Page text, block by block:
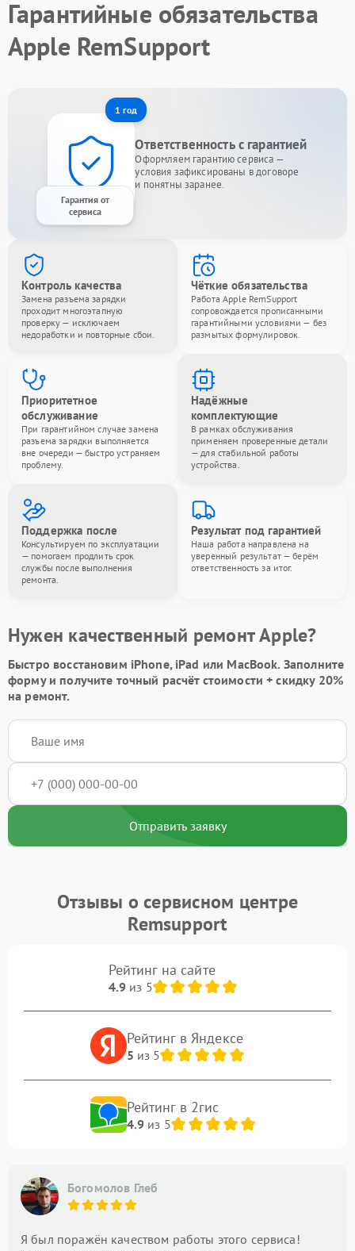
Гарантийные обязательства
Apple RemSupport
1 год
Гарантия от
сервиса
Ответственность с гарантией
Оформляем гарантию сервиса —
условия зафиксированы в договоре
и понятны заранее.
Контроль качества
Замена разъема зарядки
проходит многоэтапную
проверку — исключаем
недоработки и повторные сбои.
Чёткие обязательства
Работа Apple RemSupport
сопровождается прописанными
гарантийными условиями — без
размытых формулировок.
Приоритетное
обслуживание
При гарантийном случае замена
разъема зарядки выполняется
вне очереди — быстро устраняем
проблему.
Надёжные
комплектующие
В рамках обслуживания
применяем проверенные детали
— для стабильной работы
устройства.
Поддержка после
Консультируем по эксплуатации
— помогаем продлить срок
службы после выполнения
ремонта.
Результат под гарантией
Наша работа направлена на
уверенный результат — берём
ответственность за итог.
Нужен качественный ремонт Apple?
Быстро восстановим iPhone, iPad или MacBook. Заполните
формуи получите точный расчёт стоимости +скидку 20%
на ремонт.
Отправить заявку
Отзывы о сервисном центре
Remsupport
Рейтинг на сайте
4.9из 5
Рейтинг в Яндексе
5 из 5
Рейтинг в 2гис
4.9из 5
Богомолов Глеб
Я был поражён качеством работы этого сервиса!